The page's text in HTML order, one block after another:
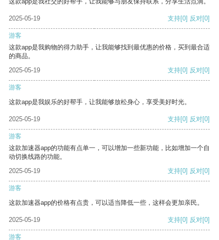
2025-05-19 支持[0] 反对[0]
游客
这款app是我购物的得力助手，让我能够找到最优惠的价格，买到最合适
的商品。
2025-05-19
支持[0] 反对[0]
游客
这款app是我娱乐的好帮手，让我能够放松身心，享受美好时光。
2025-05-19 支持[0] 反对[0]
游客
这款加速器app的功能有点单一，可以增加一些新功能，比如增加一个自
动切换线路的功能。
2025-05-19
支持[0] 反对[0]
游客
这款加速器app的价格有点贵，可以适当降低一些，这样会更加亲民。
2025-05-19 支持[0] 反对[0]
游客